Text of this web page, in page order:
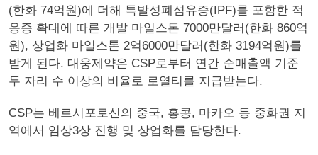
(한화 74억원)에 더해 특발성폐섬유증(IPF)를 포함한 적
응증 확대에 따른 개발 마일스톤 7000만달러(한화 860억
원), 상업화 마일스톤 2억6000만달러(한화 3194억원)를
받게 된다. 대웅제약은 CSP로부터 연간 순매출액 기준
두 자리 수 이상의 비율로 로열티를 지급받는다.
CSP는 베르시포로신의 중국, 홍콩, 마카오 등 중화권 지
역에서 임상3상 진행 및 상업화를 담당한다.